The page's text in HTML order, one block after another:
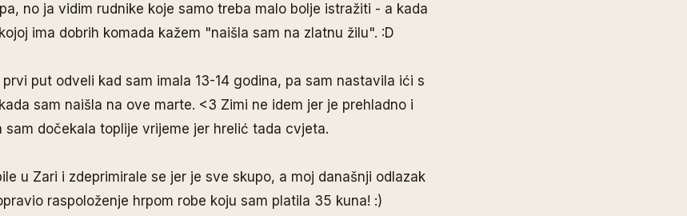
no ja vidim rudnike koje samo treba malo bolje istražiti - a kada
ima dobrih komada kažem "naišla sam na zlatnu žilu". :D
put odveli kad sam imala 13-14 godina, pa sam nastavila ići s
sam naišla na ove marte. <3 Zimi ne idem jer je prehladno i
sam dočekala toplije vrijeme jer hrelić tada cvjeta.
u Zari i zdeprimirale se jer je sve skupo, a moj današnji odlazak
raspoloženje hrpom robe koju sam platila 35 kuna! :)